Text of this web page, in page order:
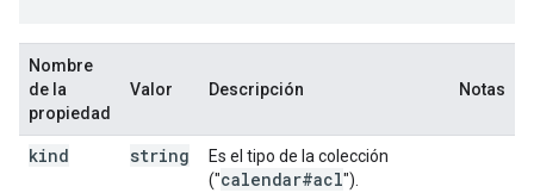
Nombre
de la
propiedad
Valor Descripción Notas
kind string
Es el tipo de la colección
("calendar#acl").